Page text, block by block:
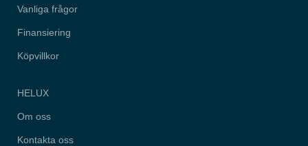
Vanliga frågor
Finansiering
Köpvillkor
HELUX
Om oss
Kontakta oss